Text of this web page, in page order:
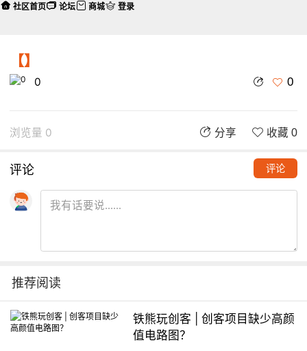
【】
0 0
浏览量 0 分享 收藏 0
评论 评论
推荐阅读
铁熊玩创客 | 创客项目缺少高颜
值电路图？
社区首页 论坛 商城 登录